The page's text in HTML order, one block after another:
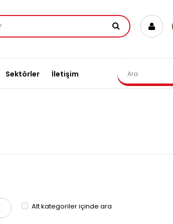
Sektörler İletişim
Alt kategoriler içinde ara